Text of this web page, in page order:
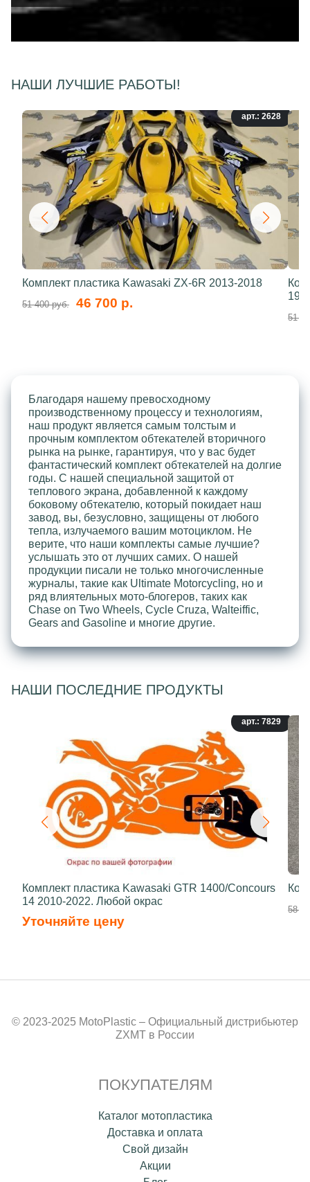
НАШИ ЛУЧШИЕ РАБОТЫ!
арт.: 2628
Комплект пластика Kawasaki ZX-6R 2013-2018
51 400 руб. 46 700 р.
51
Благодаря нашему превосходному
производственному процессу и технологиям,
наш продукт является самым толстым и
прочным комплектом обтекателей вторичного
рынка на рынке, гарантируя, что у вас будет
фантастический комплект обтекателей на долгие
годы. С нашей специальной защитой от
теплового экрана, добавленной к каждому
боковому обтекателю, который покидает наш
завод, вы, безусловно, защищены от любого
тепла, излучаемого вашим мотоциклом. Не
верите, что наши комплекты самые лучшие?
услышать это от лучших самих. О нашей
продукции писали не только многочисленные
журналы, такие как Ultimate Motorcycling, но и
ряд влиятельных мото-блогеров, таких как
Chase on Two Wheels, Cycle Cruza, Walteiffic,
Gears and Gasoline и многие другие.
НАШИ ПОСЛЕДНИЕ ПРОДУКТЫ
арт.: 7829
Комплект пластика Kawasaki GTR 1400/Concours
14 2010-2022. Любой окрас
Уточняйте цену
58
© 2023-2025 MotoPlastic – Официальный дистрибьютер
ZXMT в России
ПОКУПАТЕЛЯМ
Каталог мотопластика
Доставка и оплата
Свой дизайн
Акции